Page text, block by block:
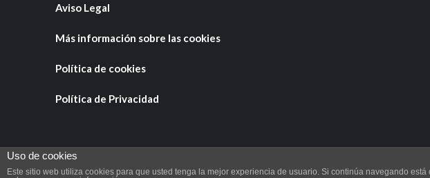
Aviso Legal
Más información sobre las cookies
Política de cookies
Política de Privacidad
Uso de cookies
Este sitio web utiliza cookies para que usted tenga la mejor experiencia de usuario. Si continúa navegando